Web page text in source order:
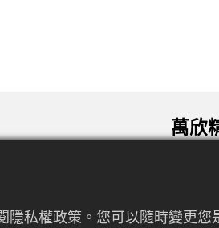
萬欣
私權政策。您可以隨時變更您